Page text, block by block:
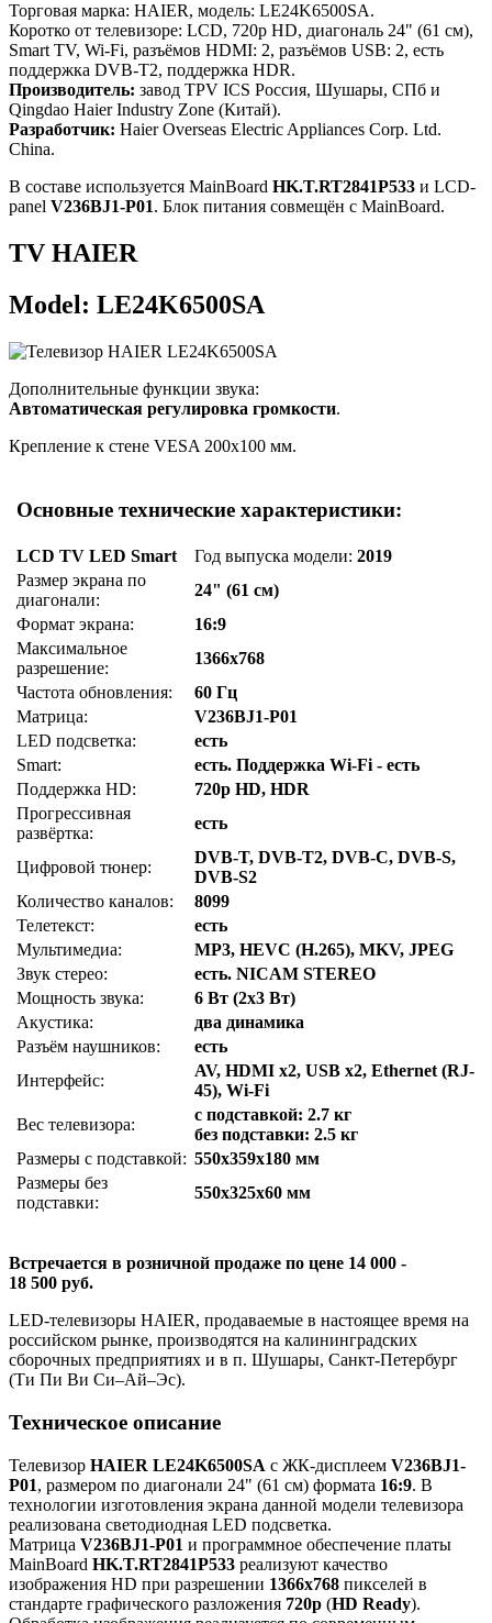
Торговая марка: HAIER, модель: LE24K6500SA.
Коротко от телевизоре: LCD, 720p HD, диагональ 24" (61 см),
Smart TV, Wi-Fi, разъёмов HDMI: 2, разъёмов USB: 2, есть
поддержка DVB-T2, поддержка HDR.
Производитель: завод TPV ICS Россия, Шушары, СПб и
Qingdao Haier Industry Zone (Китай).
Разработчик: Haier Overseas Electric Appliances Corp. Ltd.
China.
В составе используется MainBoard HK.T.RT2841P533 и LCD-
panel V236BJ1-P01. Блок питания совмещён с MainBoard.
TV HAIER
Model: LE24K6500SA
Дополнительные функции звука:
Автоматическая регулировка громкости.
Крепление к стене VESA 200x100 мм.
Основные технические характеристики:
LCD TV LED Smart Год выпуска модели:2019
Размер экрана по
диагонали:
24" (61 см)
Формат экрана:
16:9
Максимальное
разрешение:
1366x768
Частота обновления:
60 Гц
Матрица:
V236BJ1-P01
LED подсветка:
есть
Smart:
есть. Поддержка Wi-Fi - есть
Поддержка HD:
720p HD, HDR
Прогрессивная
развёртка:
есть
Цифровой тюнер:
DVB-T, DVB-T2, DVB-C, DVB-S,
DVB-S2
Количество каналов:
8099
Телетекст:
есть
Мультимедиа:
MP3, HEVC (H.265), MKV, JPEG
Звук стерео:
есть. NICAM STEREO
Мощность звука:
6 Вт (2х3 Вт)
Акустика:
два динамика
Разъём наушников:
есть
Интерфейс:
AV, HDMI x2, USB x2, Ethernet (RJ-
45), Wi-Fi
Вес телевизора:
с подставкой: 2.7 кг
без подставки: 2.5 кг
Размеры с подставкой: 550x359x180 мм
Размеры без
подставки:
550x325x60 мм
Встречается в розничной продаже по цене 14 000 -
18 500 руб.
LED-телевизоры HAIER, продаваемые в настоящее время на
российском рынке, производятся на калининградских
сборочных предприятиях и в п. Шушары, Санкт-Петербург
(Ти Пи Ви Си–Ай–Эс).
Техническое описание
Телевизор HAIER LE24K6500SA с ЖК-дисплеем V236BJ1-
P01, размером по диагонали 24" (61 см) формата 16:9. В
технологии изготовления экрана данной модели телевизора
реализована светодиодная LED подсветка.
Матрица V236BJ1-P01 и программное обеспечение платы
MainBoard HK.T.RT2841P533 реализуют качество
изображения HD при разрешении 1366x768 пикселей в
стандарте графического разложения 720p (HD Ready).